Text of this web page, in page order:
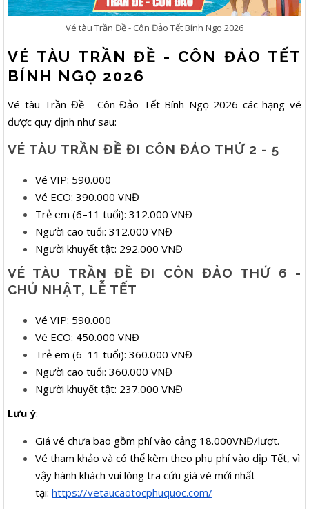
Vé tàu Trần Đề - Côn Đảo Tết Bính Ngọ 2026
VÉ TÀU TRẦN ĐỀ - CÔN ĐẢO TẾT
BÍNH NGỌ 2026
Vé tàu Trần Đề - Côn Đảo Tết Bính Ngọ 2026 các hạng vé
được quy định như sau:
VÉ TÀU TRẦN ĐỀ ĐI CÔN ĐẢO THỨ 2 - 5
Vé VIP: 590.000
Vé ECO: 390.000 VNĐ
Trẻ em (6–11 tuổi): 312.000 VNĐ
Người cao tuổi: 312.000 VNĐ
Người khuyết tật: 292.000 VNĐ
VÉ TÀU TRẦN ĐỀ ĐI CÔN ĐẢO THỨ 6 -
CHỦ NHẬT, LỄ TẾT
Vé VIP: 590.000
Vé ECO: 450.000 VNĐ
Trẻ em (6–11 tuổi): 360.000 VNĐ
Người cao tuổi: 360.000 VNĐ
Người khuyết tật: 237.000 VNĐ
Lưu ý:
Giá vé chưa bao gồm phí vào cảng 18.000VNĐ/lượt.
Vé tham khảo và có thể kèm theo phụ phí vào dịp Tết, vì
vậy hành khách vui lòng tra cứu giá vé mới nhất
tại: https://vetaucaotocphuquoc.com/